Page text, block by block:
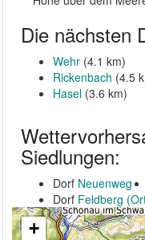
Die nächsten
Wehr (4.1 km)
Rickenbach (4.5
Hasel (3.6 km)
Siedlungen:
Dorf Neuenweg
Dorf Feldberg
+